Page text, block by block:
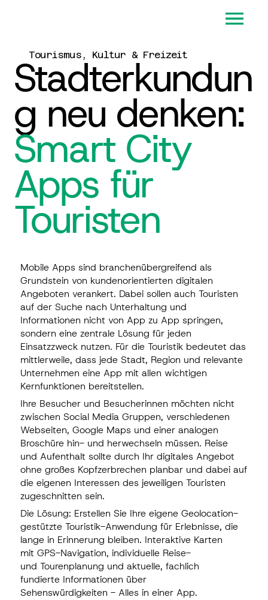
Tourismus, Kultur & Freizeit
Stadterkundun
g neu denken:
Smart City
Apps für
Touristen
Mobile Apps sind branchenübergreifend als
Grundstein von kundenorientierten digitalen
Angeboten verankert. Dabei sollen auch Touristen
auf der Suche nach Unterhaltung und
Informationen nicht von App zu App springen,
sondern eine zentrale Lösung für jeden
Einsatzzweck nutzen. Für die Touristik bedeutet das
mittlerweile, dass jede Stadt, Region und relevante
Unternehmen eine App mit allen wichtigen
Kernfunktionen bereitstellen.
Ihre Besucher und Besucherinnen möchten nicht
zwischen Social Media Gruppen, verschiedenen
Webseiten, Google Maps und einer analogen
Broschüre hin- und herwechseln müssen. Reise
und Aufenthalt sollte durch Ihr digitales Angebot
ohne großes Kopfzerbrechen planbar und dabei auf
die eigenen Interessen des jeweiligen Touristen
zugeschnitten sein.
Die Lösung: Erstellen Sie Ihre eigene Geolocation-
gestützte Touristik-Anwendung für Erlebnisse, die
lange in Erinnerung bleiben. Interaktive Karten
mit GPS-Navigation, individuelle Reise-
und Tourenplanung und aktuelle, fachlich
fundierte Informationen über
Sehenswürdigkeiten - Alles in einer App.